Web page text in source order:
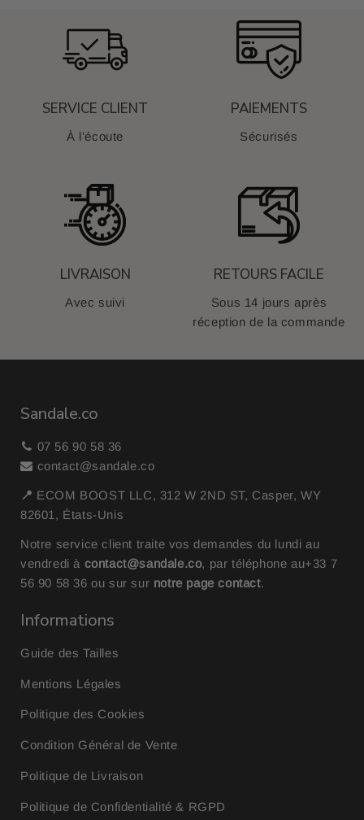
SERVICE CLIENT
À l'écoute
PAIEMENTS
Sécurisés
LIVRAISON
Avec suivi
RETOURS FACILE
Sous 14 jours après
réception de la commande
Sandale.co
07 56 90 58 36
contact@sandale.co
📍 ECOM BOOST LLC, 312 W 2ND ST, Casper, WY
82601, États-Unis
Notre service client traite vos demandes du lundi au
vendredi à contact@sandale.co, par téléphone au+33 7
56 90 58 36ou sur sur notre page contact.
Informations
Guide des Tailles
Mentions Légales
Politique des Cookies
Condition Général de Vente
Politique de Livraison
Politique de Confidentialité & RGPD